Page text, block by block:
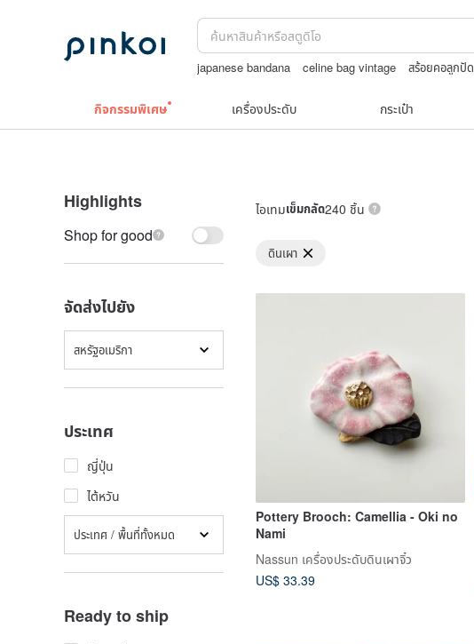
japanese bandana celine bag vintage สร้อยคอลูกปัด
กิจกรรมพิเศษ เครื่องประดับ กระเป๋า
Highlights
Shop for good
จัดส่งไปยัง
สหรัฐอเมริกา
ประเทศ
ญี่ปุ่น
ไต้หวัน
ประเทศ / พื้นที่ทั้งหมด
Ready to ship
ไอเทมเข็มกลัด240 ชิ้น
ดินเผา
Pottery Brooch: Camellia - Oki no
Nami
Nassun เครื่องประดับดินเผาจิ๋ว
US$ 33.39